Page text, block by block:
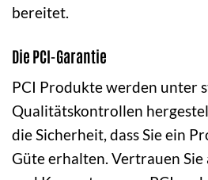
bereitet.
Die PCI-Garantie
PCI Produkte werden unter
Qualitätskontrollen
die Sicherheit, dass Sie ein
Güte erhalten. Vertrauen